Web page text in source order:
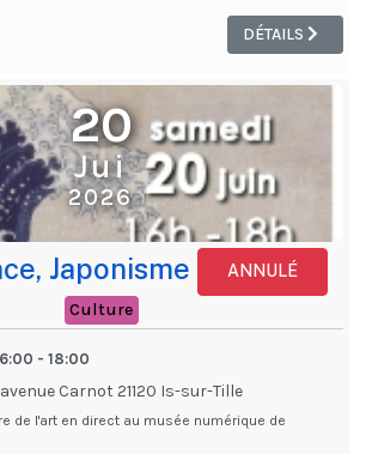
DÉTAILS
20
Jui
2026
Japonisme ANNULÉ
Culture
- 18:00
Carnot 21120 Is-sur-Tille
de l'art en direct au musée numérique de